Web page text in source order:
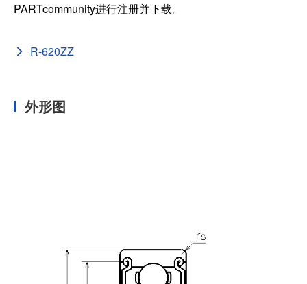
PARTcommunity进行注册并下载。
R-620ZZ
外形图